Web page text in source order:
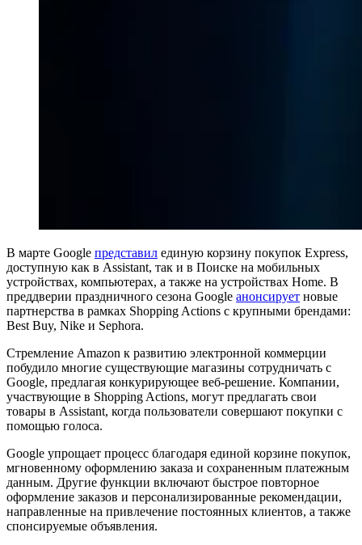
В марте Google представил единую корзину покупок Express,
доступную как в Assistant, так и в Поиске на мобильных
устройствах, компьютерах, а также на устройствах Home. В
преддверии праздничного сезона Google анонсирует новые
партнерства в рамках Shopping Actions с крупными брендами:
Best Buy, Nike и Sephora.
Стремление Amazon к развитию электронной коммерции
побудило многие существующие магазины сотрудничать с
Google, предлагая конкурирующее веб-решение. Компании,
участвующие в Shopping Actions, могут предлагать свои
товары в Assistant, когда пользователи совершают покупки с
помощью голоса.
Google упрощает процесс благодаря единой корзине покупок,
мгновенному оформлению заказа и сохраненным платежным
данным. Другие функции включают быстрое повторное
оформление заказов и персонализированные рекомендации,
направленные на привлечение постоянных клиентов, а также
спонсируемые объявления.